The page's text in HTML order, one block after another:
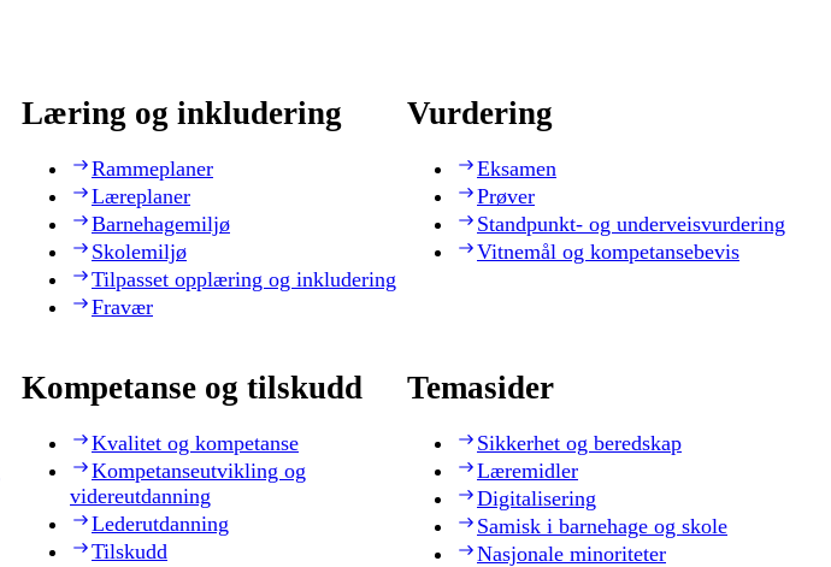
Læring og inkludering
Rammeplaner
Læreplaner
Barnehagemiljø
Skolemiljø
Tilpasset opplæring og inkludering
Fravær
Vurdering
Eksamen
Prøver
Standpunkt- og underveisvurdering
Vitnemål og kompetansebevis
Kompetanse og tilskudd
Kvalitet og kompetanse
Kompetanseutvikling og
videreutdanning
Lederutdanning
Tilskudd
Temasider
Sikkerhet og beredskap
Læremidler
Digitalisering
Samisk i barnehage og skole
Nasjonale minoriteter